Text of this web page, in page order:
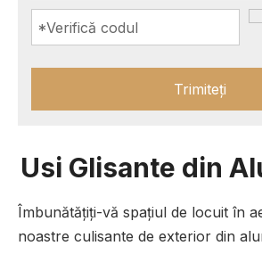
Trimiteți
Usi Glisante din
Îmbunătățiți-vă spațiul de locuit în
noastre culisante de exterior din